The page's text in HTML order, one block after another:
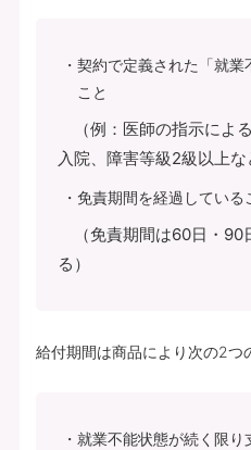
契約で定義された「就業
こと
（例：医師の指示によ
入院、障害等級2級以上な
免責期間を経過している
（免責期間は60日・90
る）
給付期間は商品により次の2つ
就業不能状態が続く限り